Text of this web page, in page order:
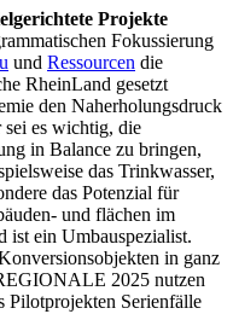
Projekte
Fokussierung
und Ressourcen die
RheinLand gesetzt
den Naherholungsdruck
es wichtig, die
in Balance zu bringen,
das Trinkwasser,
das Potenzial für
und flächen im
ist ein Umbauspezialist.
in ganz
2025 nutzen
Pilotprojekten Serienfälle